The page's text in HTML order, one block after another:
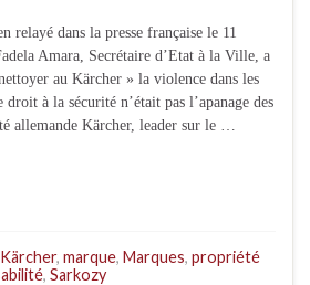
relayé dans la presse française le 11
Amara, Secrétaire d’Etat à la Ville, a
au Kärcher » la violence dans les
à la sécurité n’était pas l’apanage des
allemande Kärcher, leader sur le …
Kärcher, marque, Marques, propriété
, Sarkozy